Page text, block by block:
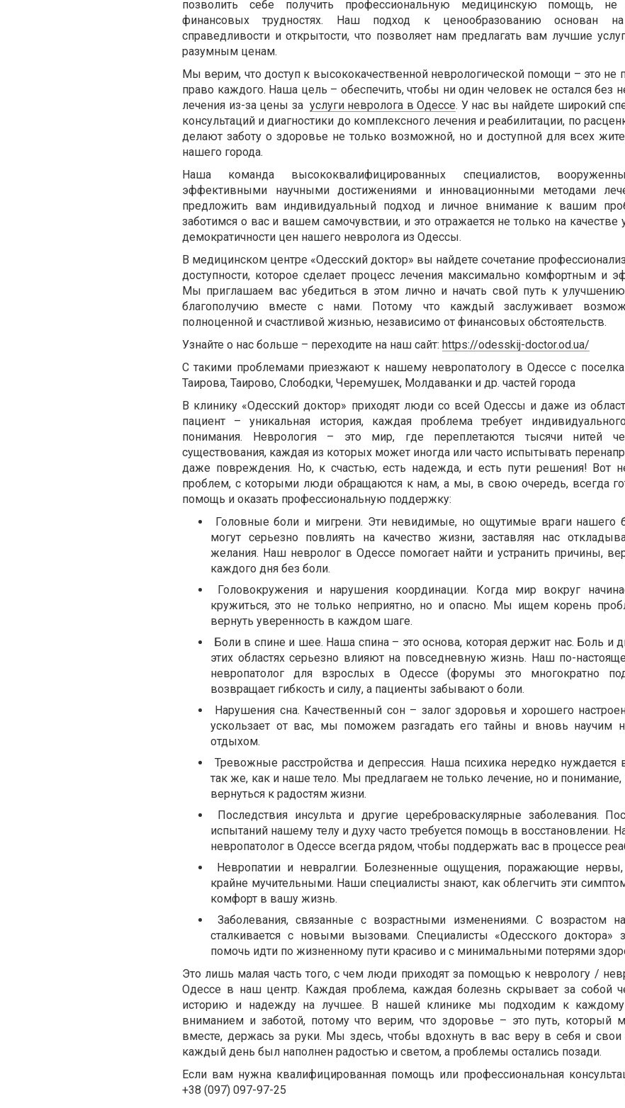
позволить себе получить профессиональную медицинскую помощь, не
финансовых трудностях. Наш подход к ценообразованию основан на
справедливости и открытости, что позволяет нам предлагать вам лучшие
разумным ценам.
Мы верим, что доступ к высококачественной неврологической помощи – это не
право каждого. Наша цель – обеспечить, чтобы ни один человек не остался без
лечения из-за цены за услуги невролога в Одессе. У нас вы найдете широкий
консультаций и диагностики до комплексного лечения и реабилитации, по
делают заботу о здоровье не только возможной, но и доступной для всех
нашего города.
Наша команда высококвалифицированных специалистов,
эффективными научными достижениями и инновационными методами
предложить вам индивидуальный подход и личное внимание к вашим
заботимся о вас и вашем самочувствии, и это отражается не только на качестве
демократичности цен нашего невролога из Одессы.
В медицинском центре «Одесский доктор» вы найдете сочетание
доступности, которое сделает процесс лечения максимально комфортным и
Мы приглашаем вас убедиться в этом лично и начать свой путь к
благополучию вместе с нами. Потому что каждый заслуживает
полноценной и счастливой жизнью, независимо от финансовых обстоятельств.
Узнайте о нас больше – переходите на наш сайт: https://odesskij-doctor.od.ua/
С такими проблемами приезжают к нашему невропатологу в Одессе с поселка
Таирова, Таирово, Слободки, Черемушек, Молдаванки и др. частей города
В клинику «Одесский доктор» приходят люди со всей Одессы и даже из
пациент – уникальная история, каждая проблема требует
понимания. Неврология – это мир, где переплетаются тысячи нитей
существования, каждая из которых может иногда или часто испытывать
даже повреждения. Но, к счастью, есть надежда, и есть пути решения! Вот
проблем, с которыми люди обращаются к нам, а мы, в свою очередь, всегда
помощь и оказать профессиональную поддержку:
Головные боли и мигрени. Эти невидимые, но ощутимые враги нашего
могут серьезно повлиять на качество жизни, заставляя нас
желания. Наш невролог в Одессе помогает найти и устранить причины,
каждого дня без боли.
Головокружения и нарушения координации. Когда мир вокруг
кружиться, это не только неприятно, но и опасно. Мы ищем корень
вернуть уверенность в каждом шаге.
Боли в спине и шее. Наша спина – это основа, которая держит нас. Боль и
этих областях серьезно влияют на повседневную жизнь. Наш по-
невропатолог для взрослых в Одессе (форумы это многократно
возвращает гибкость и силу, а пациенты забывают о боли.
Нарушения сна. Качественный сон – залог здоровья и хорошего
ускользает от вас, мы поможем разгадать его тайны и вновь научим
отдыхом.
Тревожные расстройства и депрессия. Наша психика нередко нуждается
так же, как и наше тело. Мы предлагаем не только лечение, но и
вернуться к радостям жизни.
Последствия инсульта и другие цереброваскулярные заболевания.
испытаний нашему телу и духу часто требуется помощь в восстановлении.
невропатолог в Одессе всегда рядом, чтобы поддержать вас в процессе
Невропатии и невралгии. Болезненные ощущения, поражающие
крайне мучительными. Наши специалисты знают, как облегчить эти
комфорт в вашу жизнь.
Заболевания, связанные с возрастными изменениями. С возрастом
сталкивается с новыми вызовами. Специалисты «Одесского доктора»
помочь идти по жизненному пути красиво и с минимальными потерями
Это лишь малая часть того, с чем люди приходят за помощью к неврологу /
Одессе в наш центр. Каждая проблема, каждая болезнь скрывает за собой
историю и надежду на лучшее. В нашей клинике мы подходим к каждому
вниманием и заботой, потому что верим, что здоровье – это путь, который
вместе, держась за руки. Мы здесь, чтобы вдохнуть в вас веру в себя и
каждый день был наполнен радостью и светом, а проблемы остались позади.
Если вам нужна квалифицированная помощь или профессиональная
+38 (097) 097-97-25